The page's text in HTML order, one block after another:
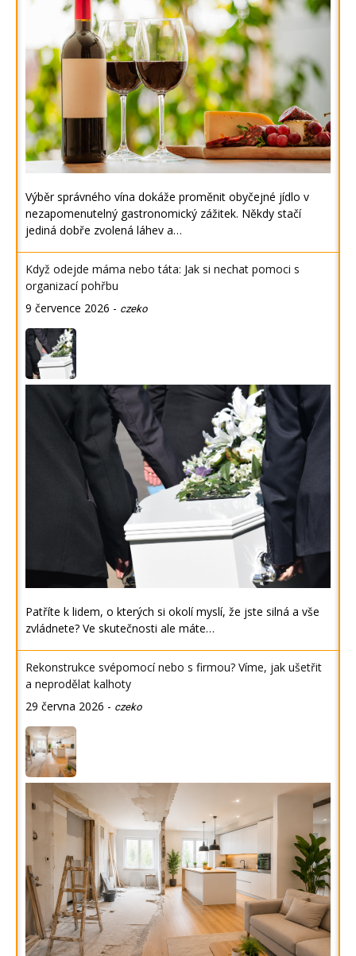
Výběr správného vína dokáže proměnit obyčejné jídlo v
nezapomenutelný gastronomický zážitek. Někdy stačí
jediná dobře zvolená láhev a…
Když odejde máma nebo táta: Jak si nechat pomoci s
organizací pohřbu
9 července 2026 - czeko
Patříte k lidem, o kterých si okolí myslí, že jste silná a vše
zvládnete? Ve skutečnosti ale máte…
Rekonstrukce svépomocí nebo s firmou? Víme, jak ušetřit
a neprodělat kalhoty
29 června 2026 - czeko